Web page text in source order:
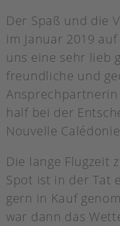
Der Spaß und die
im Januar 2019
uns eine sehr lieb
freundliche und
Ansprechpartnerin
half bei der
Nouvelle
Die lange Flugzeit
Spot ist in der Tat
gern in Kauf
war dann das